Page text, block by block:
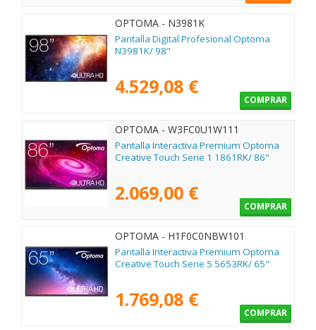
OPTOMA - N3981K
Pantalla Digital Profesional Optoma
N3981K/ 98"
4.529,08 €
COMPRAR
OPTOMA - W3FC0U1W111
Pantalla Interactiva Premium Optoma
Creative Touch Serie 1 1861RK/ 86"
2.069,00 €
COMPRAR
OPTOMA - H1F0C0NBW101
Pantalla Interactiva Premium Optoma
Creative Touch Serie 5 5653RK/ 65"
1.769,08 €
COMPRAR